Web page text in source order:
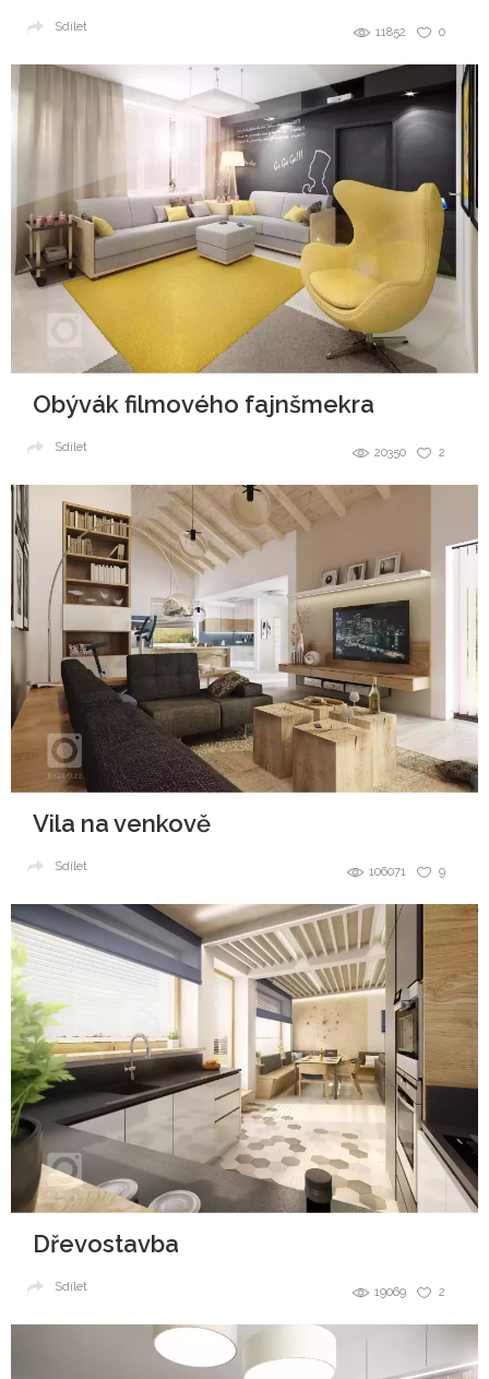
0
11852
Sdílet
Obývák filmového fajnšmekra
2
20350
Sdílet
Vila na venkově
9
106071
Sdílet
Dřevostavba
2
19069
Sdílet